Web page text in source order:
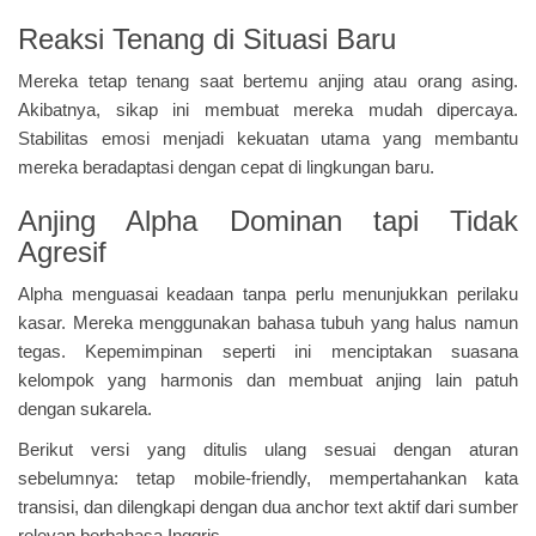
Reaksi Tenang di Situasi Baru
Mereka tetap tenang saat bertemu anjing atau orang asing.
Akibatnya, sikap ini membuat mereka mudah dipercaya.
Stabilitas emosi menjadi kekuatan utama yang membantu
mereka beradaptasi dengan cepat di lingkungan baru.
Anjing Alpha Dominan tapi Tidak
Agresif
Alpha menguasai keadaan tanpa perlu menunjukkan perilaku
kasar. Mereka menggunakan bahasa tubuh yang halus namun
tegas. Kepemimpinan seperti ini menciptakan suasana
kelompok yang harmonis dan membuat anjing lain patuh
dengan sukarela.
Berikut versi yang ditulis ulang sesuai dengan aturan
sebelumnya: tetap mobile-friendly, mempertahankan kata
transisi, dan dilengkapi dengan dua anchor text aktif dari sumber